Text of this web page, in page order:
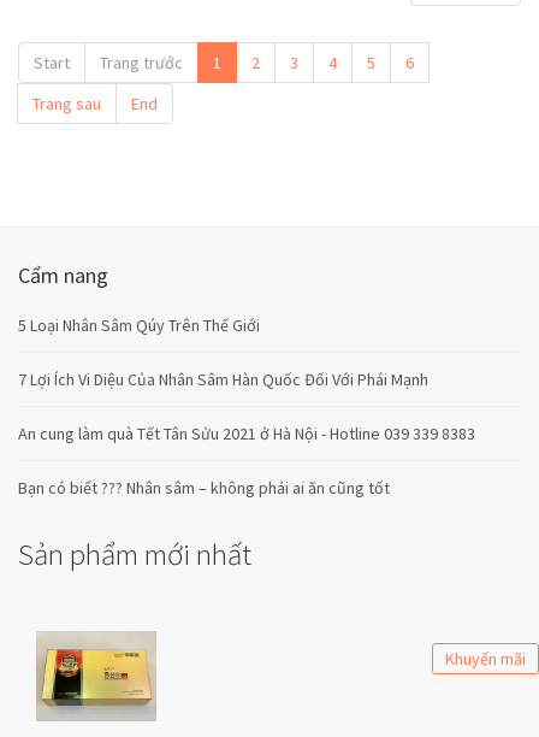
Start Trang trước 1 2 3 4 5
6
Trang sau
End
Cẩm nang
5 Loại Nhân Sâm Qúy Trên Thế Giới
7 Lợi Ích Vi Diệu Của Nhân Sâm Hàn Quốc Đối Với Phái Mạnh
An cung làm quà Tết Tân Sửu 2021 ở Hà Nội - Hotline 039 339 8383
Bạn có biết ??? Nhân sâm – không phải ai ăn cũng tốt
Sản phẩm mới nhất
Khuyến mãi